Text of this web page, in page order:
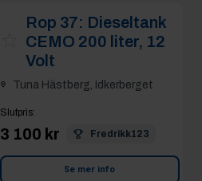
Rop 37: Dieseltank
CEMO 200 liter, 12
Volt
Tuna Hästberg, Idkerberget
Slutpris:
3 100 kr Fredrikk123
Se mer info